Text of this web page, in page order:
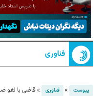
فناوری
پیوست » فناوری »قاضی با لغو